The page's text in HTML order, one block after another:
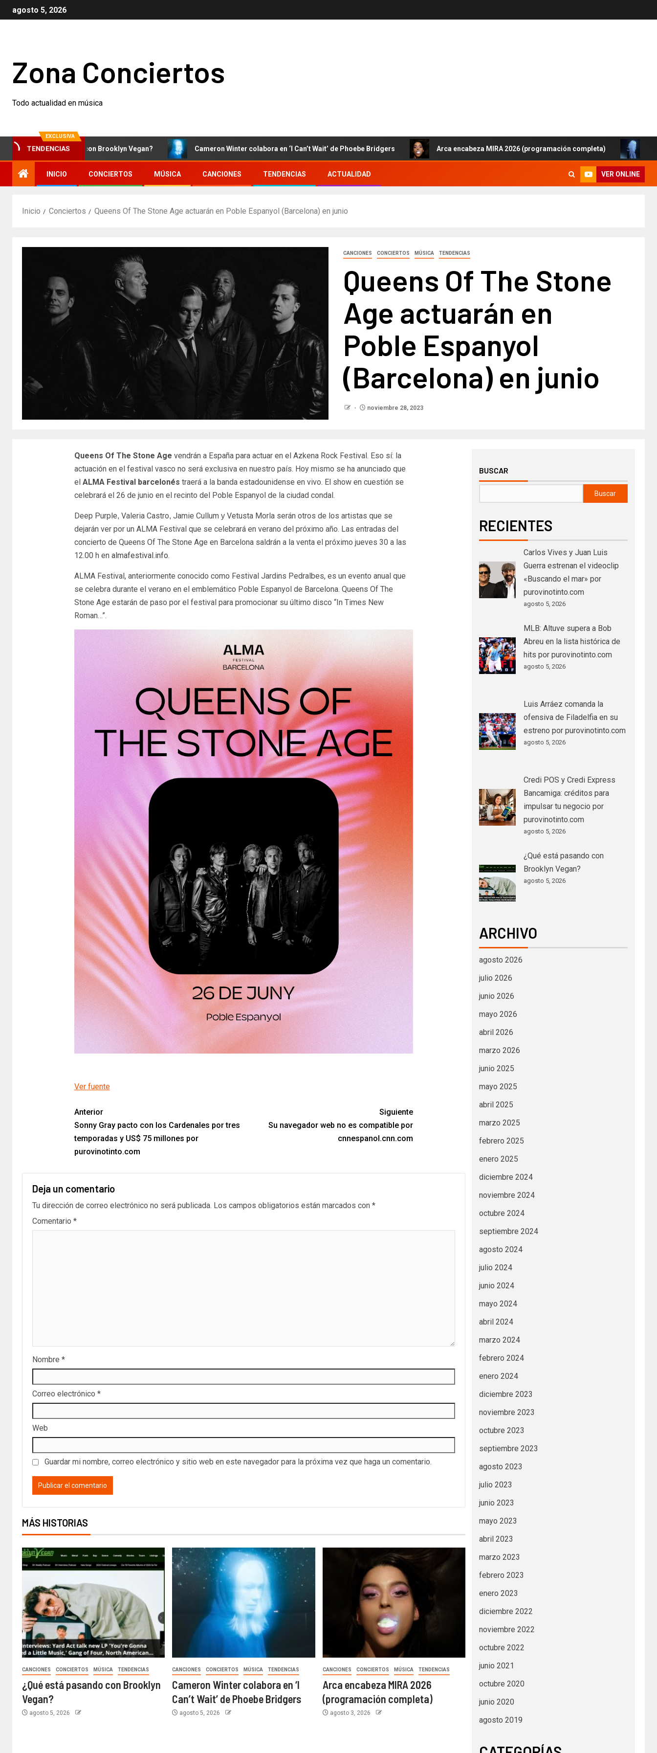
agosto 5, 2026
Zona Conciertos
Todo actualidad en música
EXCLUSIVA
TENDENCIAS
está pasando con Brooklyn Vegan? Cameron Winter colabora en ‘I Can’t Wait’ de Phoebe Bridgers Arca encabeza MIRA 2026 (programación completa)
INICIO CONCIERTOS MÚSICA CANCIONES TENDENCIAS ACTUALIDAD VER ONLINE
Inicio Conciertos Queens Of The Stone Age actuarán en Poble Espanyol (Barcelona) en junio
CANCIONES CONCIERTOS MÚSICA TENDENCIAS
Queens Of The Stone
Age actuarán en
Poble Espanyol
(Barcelona) en junio
noviembre 28, 2023
Queens Of The Stone Age vendrán a España para actuar en el Azkena Rock Festival. Eso sí: la
actuación en el festival vasco no será exclusiva en nuestro país. Hoy mismo se ha anunciado que
el ALMA Festival barcelonés traerá a la banda estadounidense en vivo. El show en cuestión se
celebrará el 26 de junio en el recinto del Poble Espanyol de la ciudad condal.
Deep Purple, Valeria Castro, Jamie Cullum y Vetusta Morla serán otros de los artistas que se
dejarán ver por un ALMA Festival que se celebrará en verano del próximo año. Las entradas del
concierto de Queens Of The Stone Age en Barcelona saldrán a la venta el próximo jueves 30 a las
12.00 h en almafestival.info.
ALMA Festival, anteriormente conocido como Festival Jardins Pedralbes, es un evento anual que
se celebra durante el verano en el emblemático Poble Espanyol de Barcelona. Queens Of The
Stone Age estarán de paso por el festival para promocionar su último disco “In Times New
Roman…”.
Ver fuente
Anterior
Sonny Gray pacto con los Cardenales por tres
temporadas y US$ 75 millones por
purovinotinto.com
Siguiente
Su navegador web no es compatible por
cnnespanol.cnn.com
Deja un comentario
Tu dirección de correo electrónico no será publicada. Los campos obligatorios están marcados con *
Comentario *
Nombre *
Correo electrónico *
Web
Guardar mi nombre, correo electrónico y sitio web en este navegador para la próxima vez que haga un comentario.
MÁS HISTORIAS
CANCIONES CONCIERTOS MÚSICA TENDENCIAS
¿Qué está pasando con Brooklyn
Vegan?
agosto 5, 2026
CANCIONES CONCIERTOS MÚSICA TENDENCIAS
Cameron Winter colabora en ‘I
Can’t Wait’ de Phoebe Bridgers
agosto 5, 2026
CANCIONES CONCIERTOS MÚSICA TENDENCIAS
Arca encabeza MIRA 2026
(programación completa)
agosto 3, 2026
BUSCAR
Buscar
RECIENTES
Carlos Vives y Juan Luis
Guerra estrenan el videoclip
«Buscando el mar» por
purovinotinto.com
agosto 5, 2026
MLB: Altuve supera a Bob
Abreu en la lista histórica de
hits por purovinotinto.com
agosto 5, 2026
Luis Arráez comanda la
ofensiva de Filadelfia en su
estreno por purovinotinto.com
agosto 5, 2026
Credi POS y Credi Express
Bancamiga: créditos para
impulsar tu negocio por
purovinotinto.com
agosto 5, 2026
¿Qué está pasando con
Brooklyn Vegan?
agosto 5, 2026
ARCHIVO
agosto 2026
julio 2026
junio 2026
mayo 2026
abril 2026
marzo 2026
junio 2025
mayo 2025
abril 2025
marzo 2025
febrero 2025
enero 2025
diciembre 2024
noviembre 2024
octubre 2024
septiembre 2024
agosto 2024
julio 2024
junio 2024
mayo 2024
abril 2024
marzo 2024
febrero 2024
enero 2024
diciembre 2023
noviembre 2023
octubre 2023
septiembre 2023
agosto 2023
julio 2023
junio 2023
mayo 2023
abril 2023
marzo 2023
febrero 2023
enero 2023
diciembre 2022
noviembre 2022
octubre 2022
junio 2021
octubre 2020
junio 2020
agosto 2019